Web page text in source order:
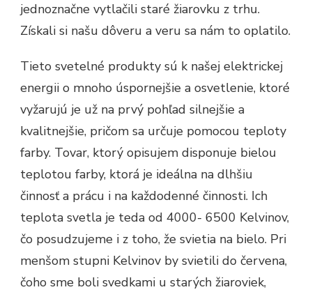
jednoznačne vytlačili staré žiarovku z trhu.
Získali si našu dôveru a veru sa nám to oplatilo.
Tieto svetelné produkty sú k našej elektrickej
energii o mnoho úspornejšie a osvetlenie, ktoré
vyžarujú je už na prvý pohľad silnejšie a
kvalitnejšie, pričom sa určuje pomocou teploty
farby. Tovar, ktorý opisujem disponuje bielou
teplotou farby, ktorá je ideálna na dlhšiu
činnosť a prácu i na každodenné činnosti. Ich
teplota svetla je teda od 4000- 6500 Kelvinov,
čo posudzujeme i z toho, že svietia na bielo. Pri
menšom stupni Kelvinov by svietili do červena,
čoho sme boli svedkami u starých žiaroviek,